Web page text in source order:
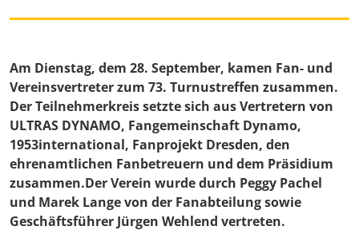
Am Dienstag, dem 28. September, kamen Fan- und
Vereinsvertreter zum 73. Turnustreffen zusammen.
Der Teilnehmerkreis setzte sich aus Vertretern von
ULTRAS DYNAMO, Fangemeinschaft Dynamo,
1953international, Fanprojekt Dresden, den
ehrenamtlichen Fanbetreuern und dem Präsidium
zusammen.Der Verein wurde durch Peggy Pachel
und Marek Lange von der Fanabteilung sowie
Geschäftsführer Jürgen Wehlend vertreten.